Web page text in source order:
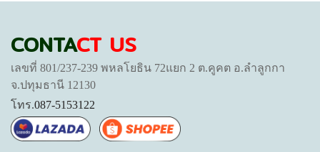
CONTACT US
เลขที่ 801/237-239 พหลโยธิน 72แยก 2 ต.คูคต อ.ลำลูกกา
จ.ปทุมธานี 12130
โทร.087-5153122